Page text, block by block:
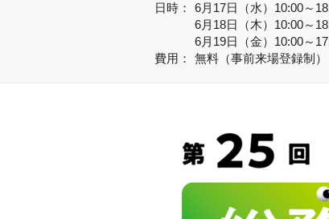
日時：
6月17日（水）10:00～
6月18日（木）10:00～
6月19日（金）10:00～
費用：
無料（事前来場登録制）